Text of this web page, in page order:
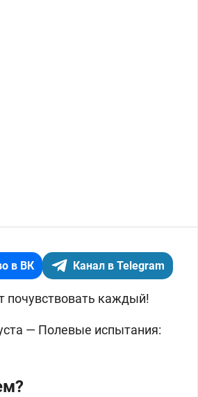
в ВК Канал в Telegram
каждый!
— Полевые испытания: